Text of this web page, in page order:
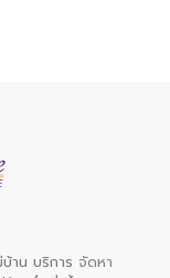
าน บริการ จัดหา